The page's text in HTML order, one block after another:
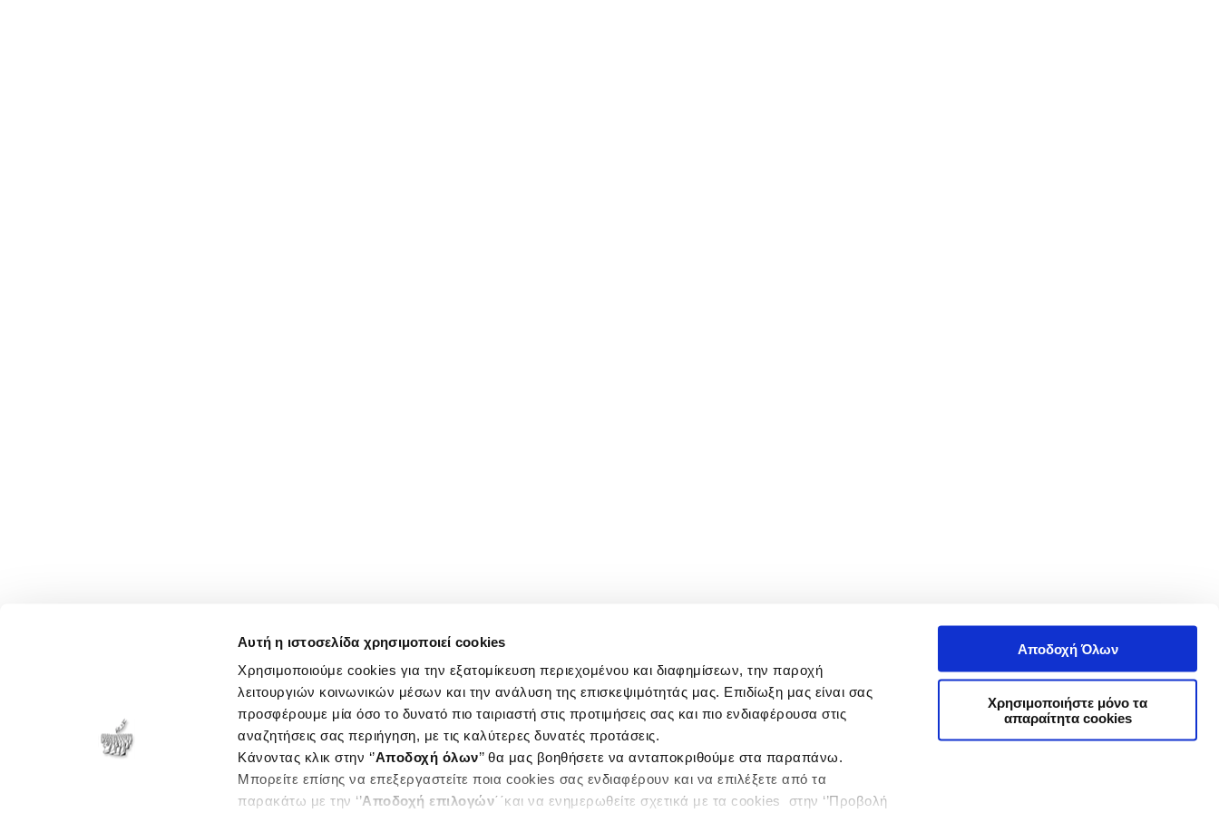
Αυτή η ιστοσελίδα χρησιμοποιεί cookies
Χρησιμοποιούμε cookies για την εξατομίκευση περιεχομένου και διαφημίσεων, την παροχή
λειτουργιών κοινωνικών μέσων και την ανάλυση της επισκεψιμότητάς μας. Επιδίωξη μας είναι σας
προσφέρουμε μία όσο το δυνατό πιο ταιριαστή στις προτιμήσεις σας και πιο ενδιαφέρουσα στις
αναζητήσεις σας περιήγηση, με τις καλύτερες δυνατές προτάσεις.
Κάνοντας κλικ στην ‘’Αποδοχή όλων’’ θα μας βοηθήσετε να ανταποκριθούμε στα παραπάνω.
Μπορείτε επίσης να επεξεργαστείτε ποια cookies σας ενδιαφέρουν και να επιλέξετε από τα
παρακάτω με την ‘’Αποδοχή επιλογών΄΄και να ενημερωθείτε σχετικά με τα cookies στην ‘’Προβολή
Αποδοχή Όλων
Χρησιμοποιήστε μόνο τα
απαραίτητα cookies